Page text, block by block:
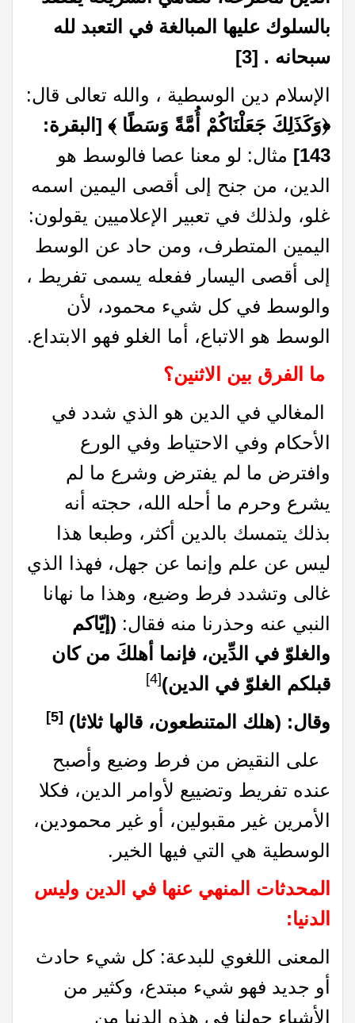
بالسلوك عليها المبالغة في التعبد لله
سبحانه . [3]
الإسلام دين الوسطية ، والله تعالى قال:
﴿وَكَذَلِكَ جَعَلْنَاكُمْ أُمَّةً وَسَطًا ﴾ [البقرة:
143]
مثال: لو معنا عصا فالوسط هو
الدين، من جنح إلى أقصى اليمين اسمه
غلو، ولذلك في تعبير الإعلاميين يقولون:
اليمين المتطرف، ومن حاد عن الوسط
إلى أقصى اليسار ففعله يسمى تفريط ،
والوسط في كل شيء محمود، لأن
الوسط هو الاتباع، أما الغلو فهو الابتداع.
ما الفرق بين الاثنين؟
المغالي في الدين هو الذي شدد في
الأحكام وفي الاحتياط وفي الورع
وافترض ما لم يفترض وشرع ما لم
يشرع وحرم ما أحله الله، حجته أنه
بذلك يتمسك بالدين أكثر، وطبعا هذا
ليس عن علم وإنما عن جهل، فهذا الذي
غالى وتشدد فرط وضيع، وهذا ما نهانا
النبي عنه وحذرنا منه فقال: (إيّاكم
والغلوّ في الدِّين، فإنما أهلكَ من كان
قبلكم الغلوّ في الدين)[4]
وقال: (هلك المتنطعون، قالها ثلاثا) [5]
على النقيض من فرط وضيع وأصبح
عنده تفريط وتضييع لأوامر الدين، فكلا
الأمرين غير مقبولين، أو غير محمودين،
الوسطية هي التي فيها الخير.
المحدثات المنهي عنها في الدين وليس
الدنيا:
المعنى اللغوي للبدعة: كل شيء حادث
أو جديد فهو شيء مبتدع، وكثير من
الأشياء حولنا في هذه الدنيا من